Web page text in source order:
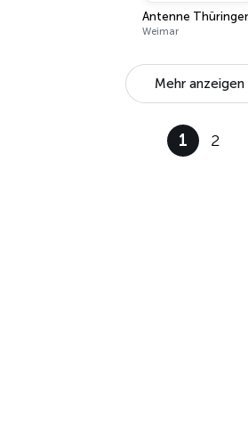
Antenne Thüringen
Weimar
Mehr anzeigen
1 2